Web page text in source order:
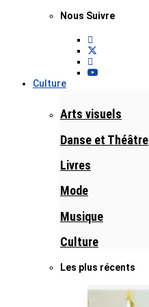
Nous Suivre
Culture
Arts visuels
Danse et Théâtre
Livres
Mode
Musique
Culture
Les plus récents